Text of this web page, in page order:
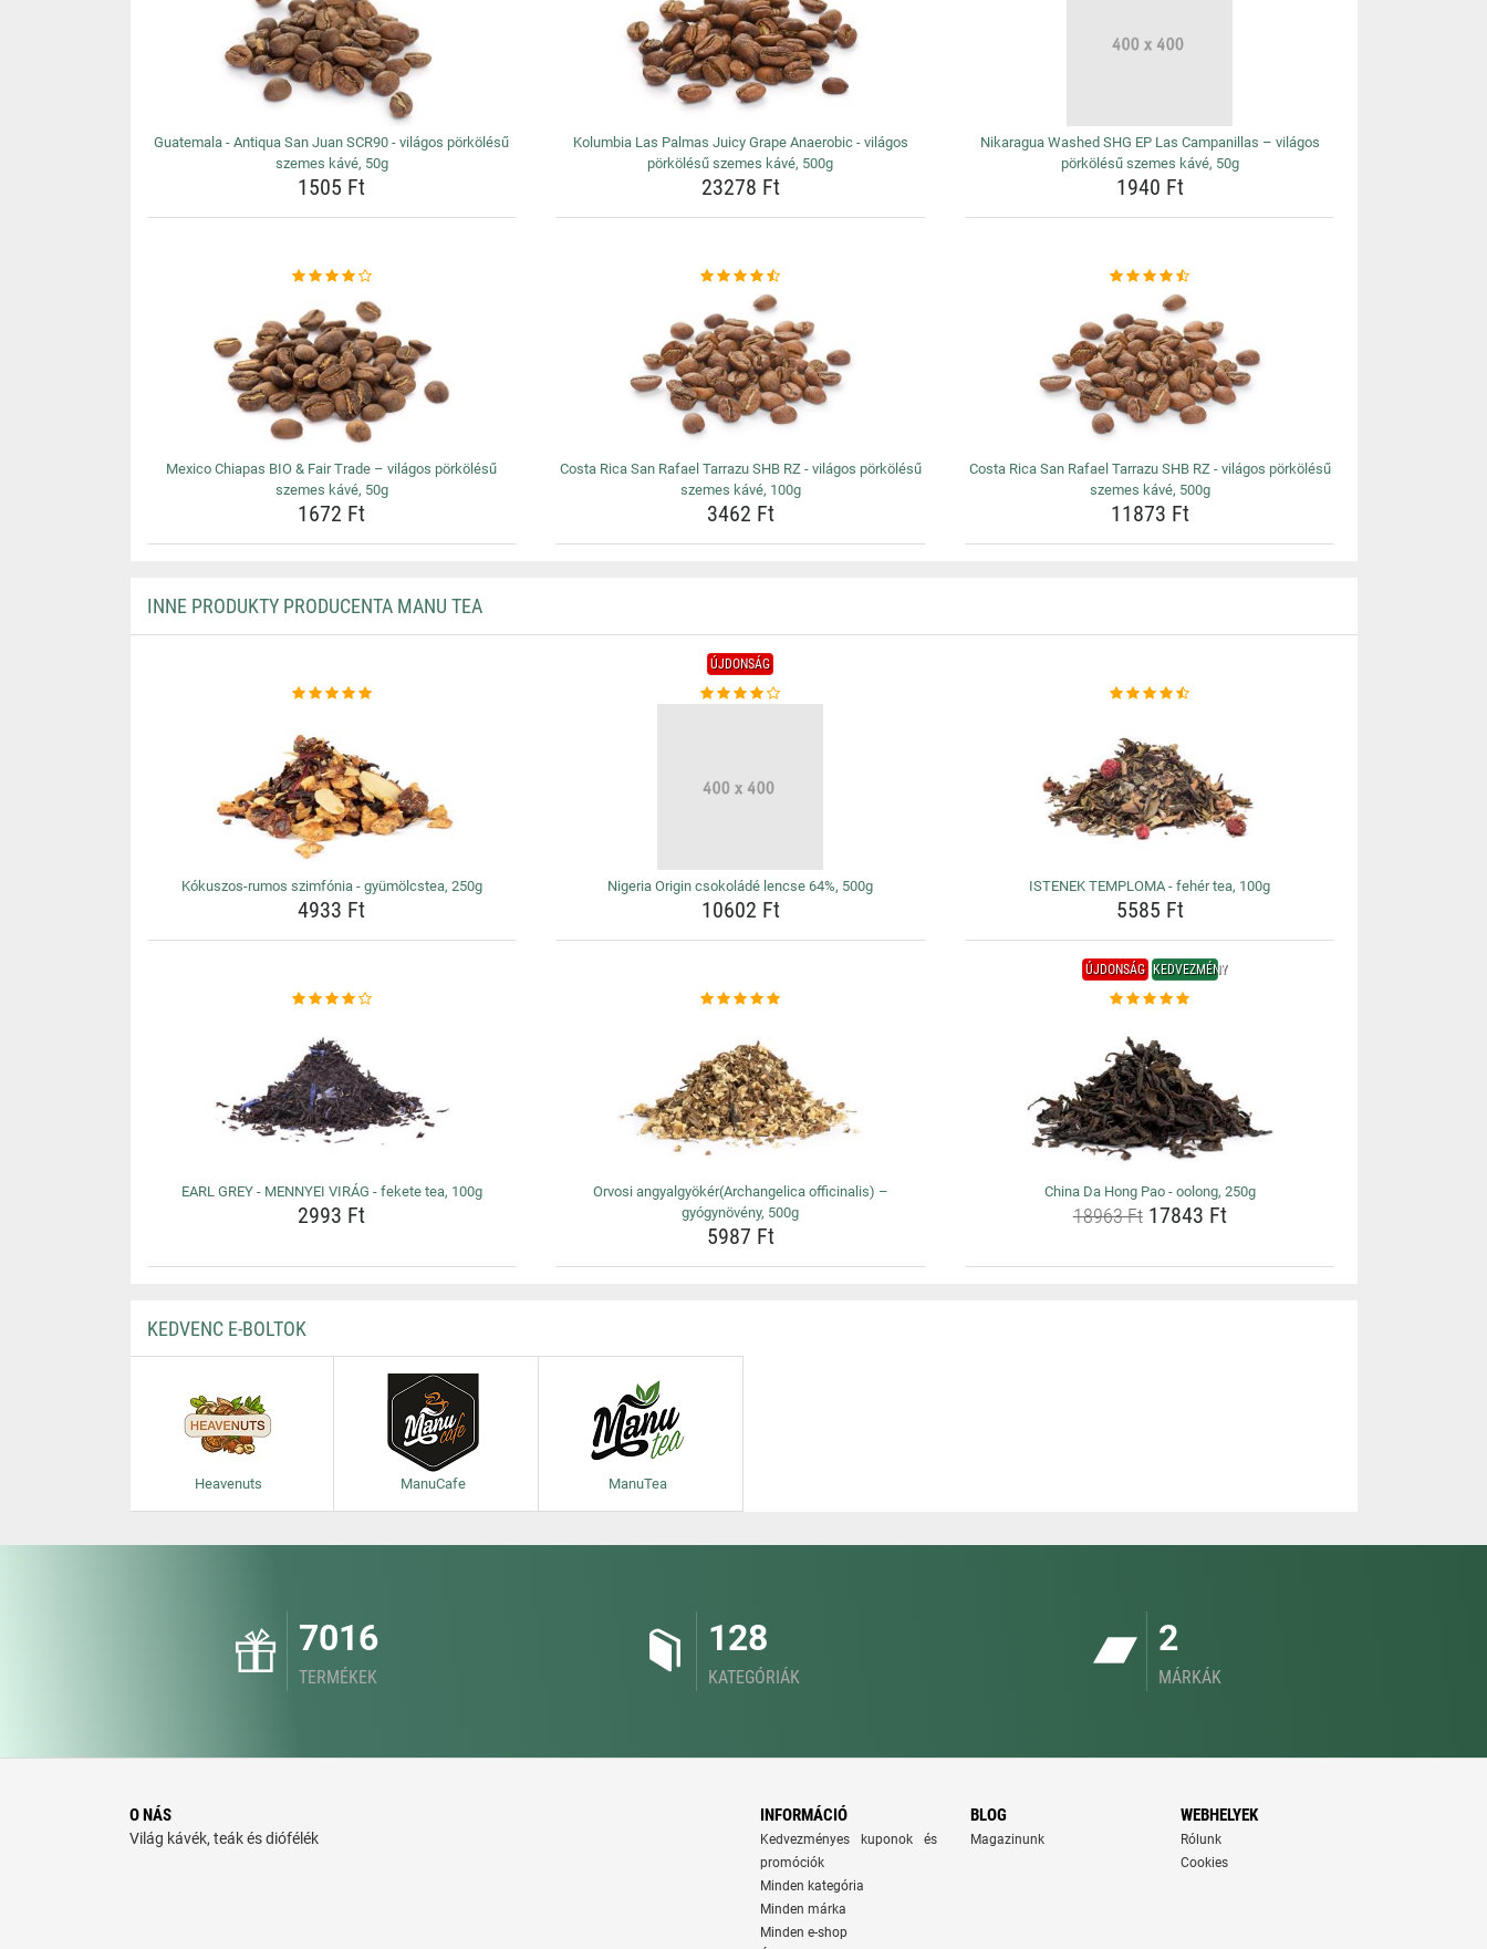
Guatemala - Antiqua San Juan SCR90 - világos pörkölésű
szemes kávé, 50g
1505 Ft
Kolumbia Las Palmas Juicy Grape Anaerobic - világos
pörkölésű szemes kávé, 500g
23278 Ft
Nikaragua Washed SHG EP Las Campanillas – világos
pörkölésű szemes kávé, 50g
1940 Ft
Mexico Chiapas BIO & Fair Trade – világos pörkölésű
szemes kávé, 50g
1672 Ft
Costa Rica San Rafael Tarrazu SHB RZ - világos pörkölésű
szemes kávé, 100g
3462 Ft
Costa Rica San Rafael Tarrazu SHB RZ - világos pörkölésű
szemes kávé, 500g
11873 Ft
INNE PRODUKTY PRODUCENTA MANU TEA
Kókuszos-rumos szimfónia - gyümölcstea, 250g
4933 Ft
ÚJDONSÁG
Nigeria Origin csokoládé lencse 64%, 500g
10602 Ft
ISTENEK TEMPLOMA - fehér tea, 100g
5585 Ft
EARL GREY - MENNYEI VIRÁG - fekete tea, 100g
2993 Ft
Orvosi angyalgyökér(Archangelica officinalis) –
gyógynövény, 500g
5987 Ft
ÚJDONSÁG KEDVEZMÉNY
China Da Hong Pao - oolong, 250g
18963 Ft17843 Ft
KEDVENC E-BOLTOK
Heavenuts ManuCafe ManuTea
7016
TERMÉKEK
128
KATEGÓRIÁK
2
MÁRKÁK
O NÁS
Világ kávék, teák és diófélék
INFORMÁCIÓ
Kedvezményes kuponok és
promóciók
Minden kategória
Minden márka
Minden e-shop
BLOG
Magazinunk
WEBHELYEK
Rólunk
Cookies